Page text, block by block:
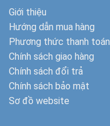
Giới thiệu
Hướng dẫn mua hàng
Phương thức thanh toán
Chính sách giao hàng
Chính sách đổi trả
Chính sách bảo mật
Sơ đồ website